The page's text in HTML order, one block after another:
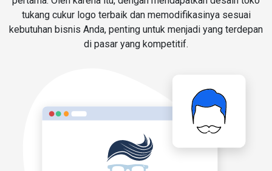
tukang cukur logo terbaik dan memodifikasinya sesuai
kebutuhan bisnis Anda, penting untuk menjadi yang terdepan
di pasar yang kompetitif.